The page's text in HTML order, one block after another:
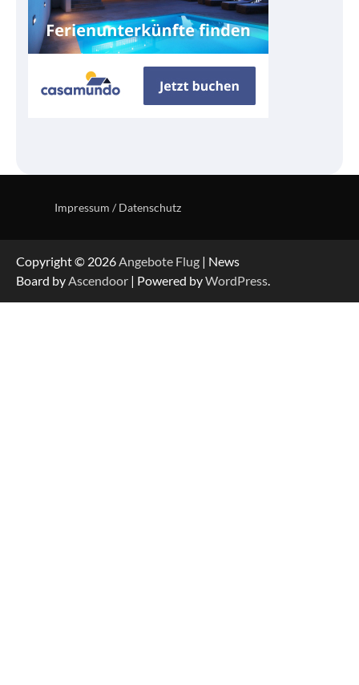
Impressum / Datenschutz
Copyright © 2026Angebote Flug | News
Board byAscendoor | Powered byWordPress.